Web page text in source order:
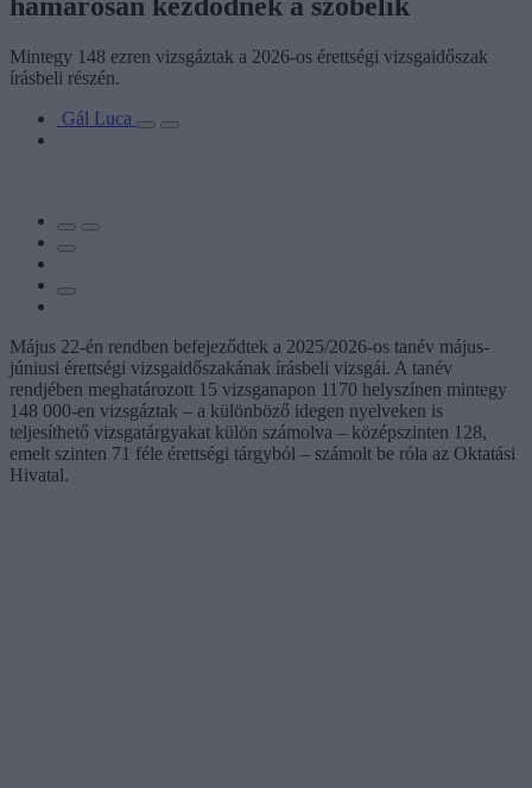
Mintegy 148 ezren vizsgáztak a 2026-os érettségi vizsgaidőszak
írásbeli részén.
Gál Luca
Május 22-én rendben befejeződtek a 2025/2026-os tanév május-
júniusi érettségi vizsgaidőszakának írásbeli vizsgái. A tanév
rendjében meghatározott 15 vizsganapon 1170 helyszínen mintegy
148 000-en vizsgáztak – a különböző idegen nyelveken is
teljesíthető vizsgatárgyakat külön számolva – középszinten 128,
emelt szinten 71 féle érettségi tárgyból – számolt be róla az Oktatási
Hivatal.